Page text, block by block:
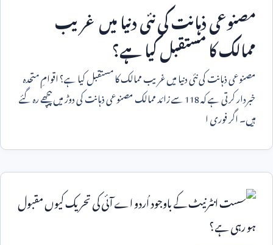
مصنوعی ذہانت کی نئی دنیا میں غریب
ممالک کا مستقبل کیا ہے؟
مصنوعی ذہانت کی نئی دنیا میں غریب ممالک کا مستقبل کیا ہے؟ اقوامِ متحدہ
خبردار کرتی ہے کہ118سے زائد ممالک مصنوعی ذہانت کی دوڑ میں پیچھے رہ گئے
ہیں۔ اگر فوری ا